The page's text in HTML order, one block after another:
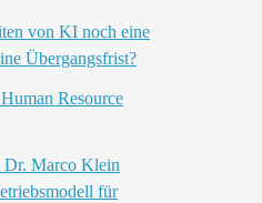
von KI noch eine
Übergangsfrist?
Resource
Marco Klein
für